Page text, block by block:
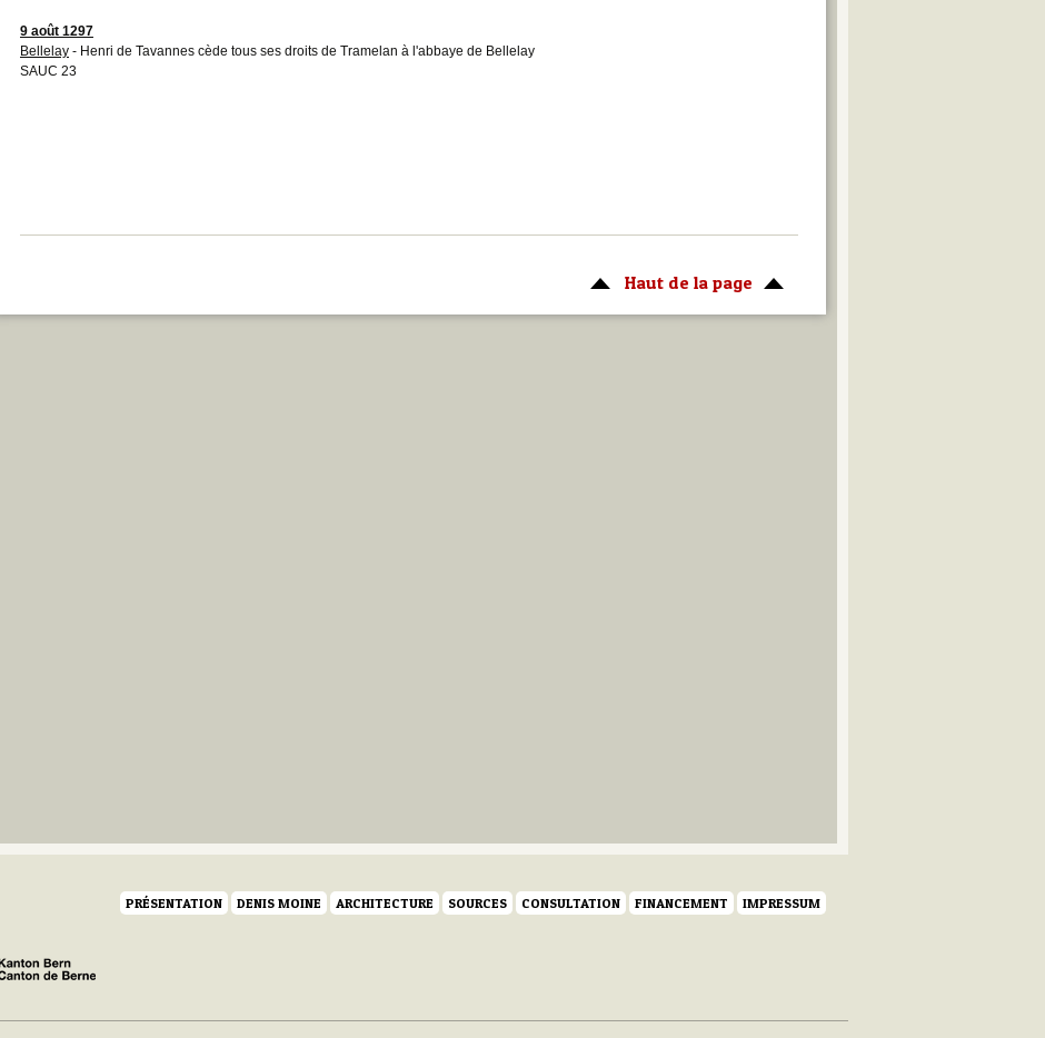
9 août 1297
Bellelay - Henri de Tavannes cède tous ses droits de Tramelan à l'abbaye de Bellelay
SAUC 23
Haut de la page
PRÉSENTATION DENIS MOINE ARCHITECTURE SOURCES CONSULTATION FINANCEMENT IMPRESSUM